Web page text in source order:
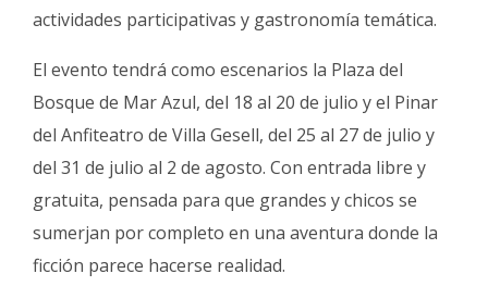
actividades participativas y gastronomía temática.
El evento tendrá como escenarios la Plaza del
Bosque de Mar Azul, del 18 al 20 de julio y el Pinar
del Anfiteatro de Villa Gesell, del 25 al 27 de julio y
del 31 de julio al 2 de agosto. Con entrada libre y
gratuita, pensada para que grandes y chicos se
sumerjan por completo en una aventura donde la
ficción parece hacerse realidad.